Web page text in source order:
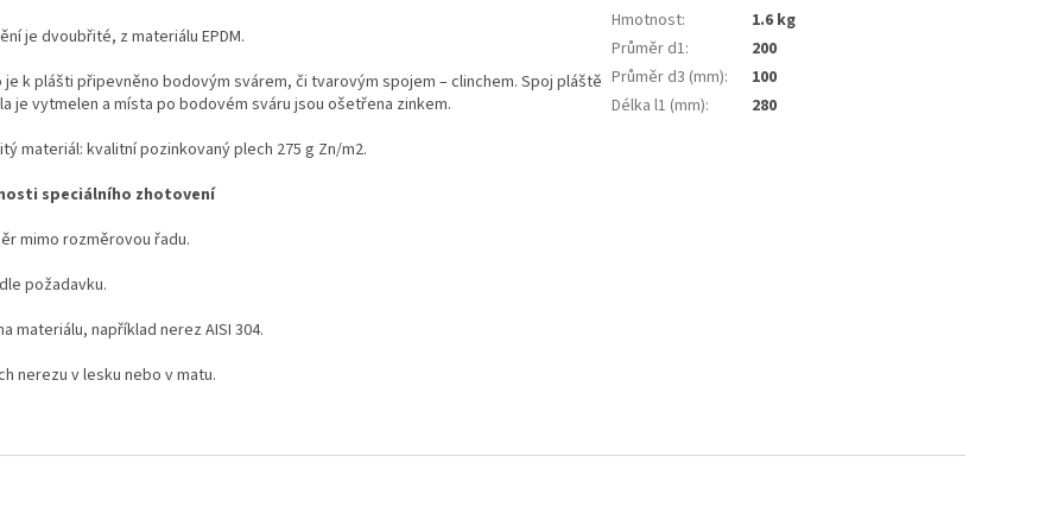
je dvoubřité, z materiálu EPDM.
je k plášti připevněno bodovým svárem, či tvarovým spojem – clinchem. Spoj pláště
je vytmelen a místa po bodovém sváru jsou ošetřena zinkem.
materiál: kvalitní pozinkovaný plech 275 g Zn/m2.
speciálního zhotovení
mimo rozměrovou řadu.
požadavku.
materiálu, například nerez AISI 304.
nerezu v lesku nebo v matu.
Hmotnost:
1.6 kg
Průměr d1:
200
Průměr d3 (mm):
100
Délka l1 (mm): 280